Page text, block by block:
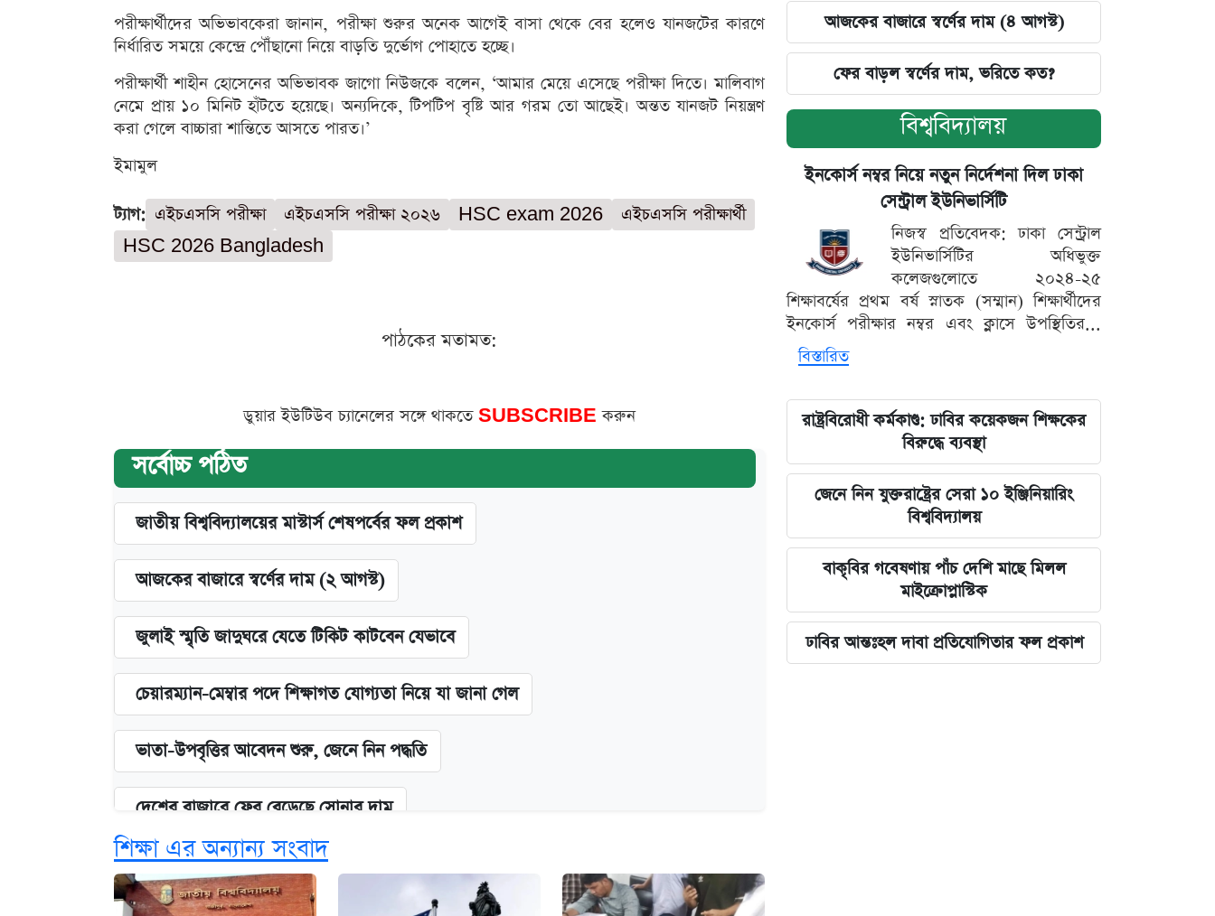
পরীক্ষার্থীদের অভিভাবকেরা জানান, পরীক্ষা শুরুর অনেক আগেই বাসা থেকে বের হলেও যানজটের কারণে
নির্ধারিত সময়ে কেন্দ্রে পৌঁছানো নিয়ে বাড়তি দুর্ভোগ পোহাতে হচ্ছে।
পরীক্ষার্থী শাহীন হোসেনের অভিভাবক জাগো নিউজকে বলেন, ‘আমার মেয়ে এসেছে পরীক্ষা দিতে। মালিবাগ
নেমে প্রায় ১০ মিনিট হাঁটতে হয়েছে। অন্যদিকে, টিপটিপ বৃষ্টি আর গরম তো আছেই। অন্তত যানজট নিয়ন্ত্রণ
করা গেলে বাচ্চারা শান্তিতে আসতে পারত।’
ইমামুল
ট্যাগ: এইচএসসি পরীক্ষা এইচএসসি পরীক্ষা ২০২৬ HSC exam 2026
এইচএসসি পরীক্ষার্থী
HSC 2026 Bangladesh
পাঠকের মতামত:
ডুয়ার ইউটিউব চ্যানেলের সঙ্গে থাকতে SUBSCRIBEকরুন
সর্বোচ্চ পঠিত
জাতীয় বিশ্ববিদ্যালয়ের মাস্টার্স শেষপর্বের ফল প্রকাশ
আজকের বাজারে স্বর্ণের দাম (২ আগস্ট)
জুলাই স্মৃতি জাদুঘরে যেতে টিকিট কাটবেন যেভাবে
চেয়ারম্যান-মেম্বার পদে শিক্ষাগত যোগ্যতা নিয়ে যা জানা গেল
ভাতা-উপবৃত্তির আবেদন শুরু, জেনে নিন পদ্ধতি
দেশের বাজারে ফের বেড়েছে সোনার দাম
‘গুলশানের চামেলি’ তে যৌনকর্মীর দালাল অ্যাডলফ খান
শিক্ষা এর অন্যান্য সংবাদ
আজকের বাজারে স্বর্ণের দাম (৪ আগস্ট)
ফের বাড়ল স্বর্ণের দাম, ভরিতে কত?
বিশ্ববিদ্যালয়
ইনকোর্স নম্বর নিয়ে নতুন নির্দেশনা দিল ঢাকা
সেন্ট্রাল ইউনিভার্সিটি
নিজস্ব প্রতিবেদক: ঢাকা সেন্ট্রাল
ইউনিভার্সিটির অধিভুক্ত
কলেজগুলোতে ২০২৪-২৫
শিক্ষাবর্ষের প্রথম বর্ষ স্নাতক (সম্মান) শিক্ষার্থীদের
ইনকোর্স পরীক্ষার নম্বর এবং ক্লাসে উপস্থিতির...
বিস্তারিত
রাষ্ট্রবিরোধী কর্মকাণ্ড: ঢাবির কয়েকজন শিক্ষকের
বিরুদ্ধে ব্যবস্থা
জেনে নিন যুক্তরাষ্ট্রের সেরা ১০ ইঞ্জিনিয়ারিং
বিশ্ববিদ্যালয়
বাকৃবির গবেষণায় পাঁচ দেশি মাছে মিলল
মাইক্রোপ্লাস্টিক
ঢাবির আন্তঃহল দাবা প্রতিযোগিতার ফল প্রকাশ